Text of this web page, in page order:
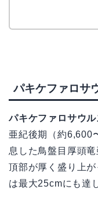
パキケファロサ
パキケファロサウ
亜紀後期（約6,600
息した鳥盤目厚頭
頂部が厚く盛り上
は最大25cmにも達